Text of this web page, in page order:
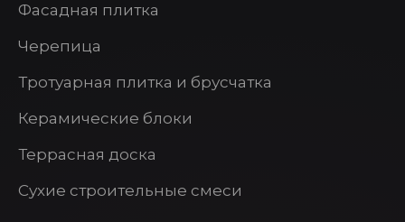
Фасадная плитка
Черепица
Тротуарная плитка и брусчатка
Керамические блоки
Террасная доска
Сухие строительные смеси